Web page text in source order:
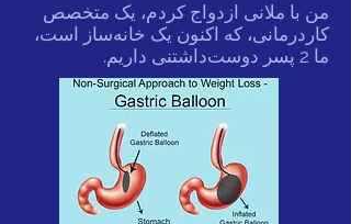
من با ملانی ازدواج کردم، یک متخصص
کاردرمانی، که اکنون یک خانه‌ساز است،
ما 2 پسر دوست‌داشتنی داریم.